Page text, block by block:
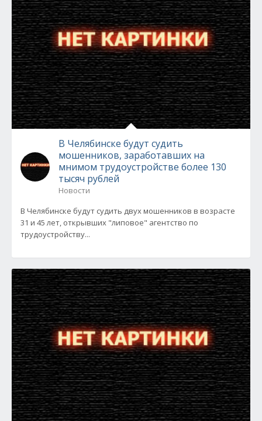
В Челябинске будут судить
мошенников, заработавших на
мнимом трудоустройстве более 130
тысяч рублей
Новости
В Челябинске будут судить двух мошенников в возрасте
31 и 45 лет, открывших "липовое" агентство по
трудоустройству...